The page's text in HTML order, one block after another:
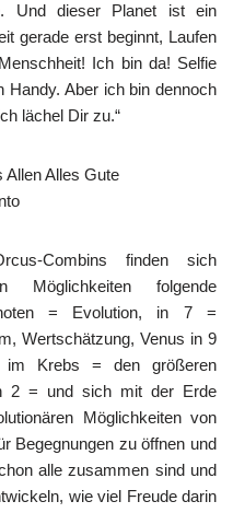
Und dieser Planet ist ein
gerade erst beginnt, Laufen
Ich bin da! Selfie
Handy. Aber ich bin dennoch
lächel Dir zu.“
Allen Alles Gute
Combins finden sich
Möglichkeiten folgende
= Evolution, in 7 =
Wertschätzung, Venus in 9
Krebs = den größeren
2 = und sich mit der Erde
Möglichkeiten von
Begegnungen zu öffnen und
alle zusammen sind und
wie viel Freude darin